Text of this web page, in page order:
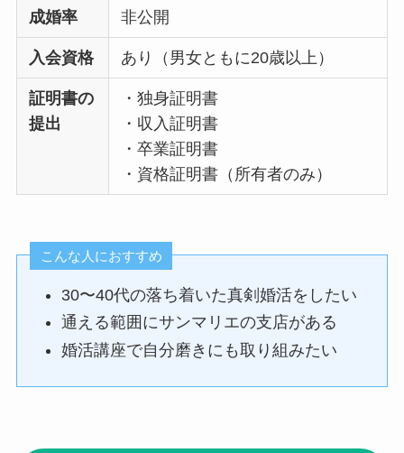
成婚率 非公開
入会資格 あり（男女ともに20歳以上）
証明書の
提出
・独身証明書
・収入証明書
・卒業証明書
・資格証明書（所有者のみ）
こんな人におすすめ
30〜40代の落ち着いた真剣婚活をしたい
通える範囲にサンマリエの支店がある
婚活講座で自分磨きにも取り組みたい